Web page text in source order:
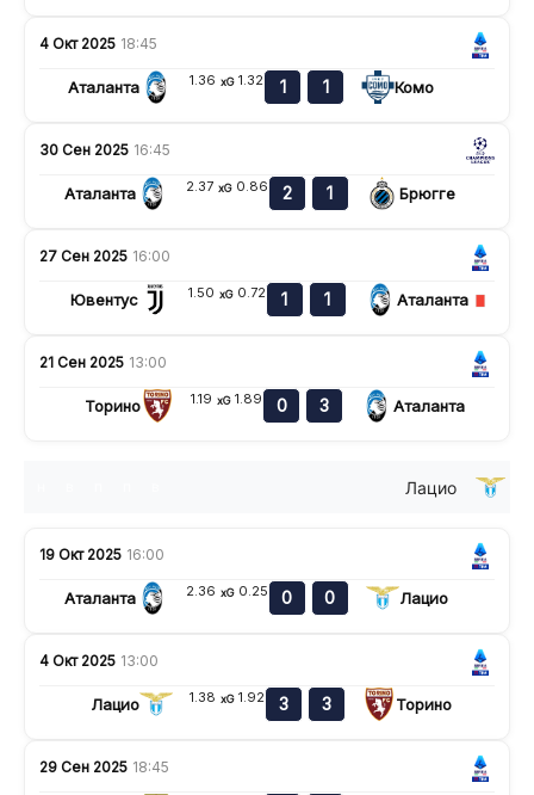
4 Окт 2025 18:45
Аталанта 1.36 xG 1.32 1 1 Комо
30 Сен 2025 16:45
Аталанта 2.37 xG 0.86 2 1 Брюгге
27 Сен 2025 16:00
Ювентус 1.50 xG 0.72 1 1 Аталанта
21 Сен 2025 13:00
Торино 1.19 xG 1.89 0 3 Аталанта
Лацио
19 Окт 2025 16:00
Аталанта 2.36 xG 0.25 0 0 Лацио
4 Окт 2025 13:00
Лацио 1.38 xG 1.92 3 3 Торино
29 Сен 2025 18:45